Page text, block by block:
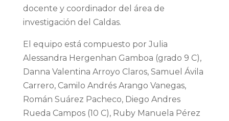
docente y coordinador del área de
investigación del Caldas.
El equipo está compuesto por Julia
Alessandra Hergenhan Gamboa (grado 9 C),
Danna Valentina Arroyo Claros, Samuel Ávila
Carrero, Camilo Andrés Arango Vanegas,
Román Suárez Pacheco, Diego Andres
Rueda Campos (10 C), Ruby Manuela Pérez